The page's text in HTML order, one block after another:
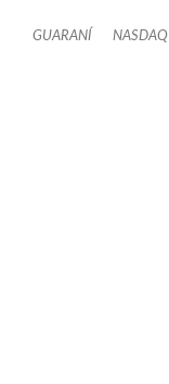
GUARANÍ NASDAQ